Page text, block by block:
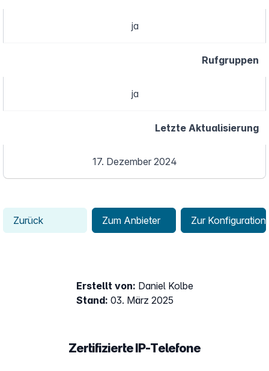
ja
Rufgruppen
ja
Letzte Aktualisierung
17. Dezember 2024
Zurück Zum Anbieter Zur
Erstellt von: Daniel Kolbe
Stand: 03. März 2025
Zertifizierte IP-Telefone